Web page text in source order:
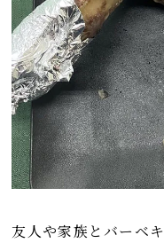
友人や家族とバーベ